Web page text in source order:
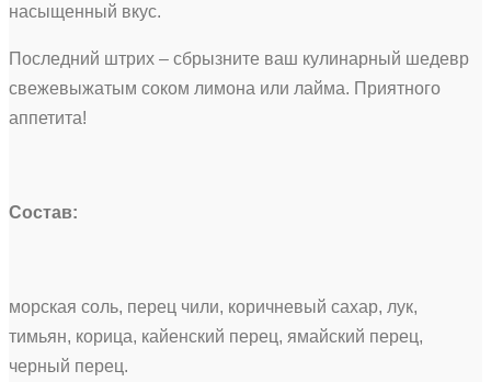
насыщенный вкус.
Последний штрих – сбрызните ваш кулинарный шедевр
свежевыжатым соком лимона или лайма. Приятного
аппетита!
Состав:
морская соль, перец чили, коричневый сахар, лук,
тимьян, корица, кайенский перец, ямайский перец,
черный перец.